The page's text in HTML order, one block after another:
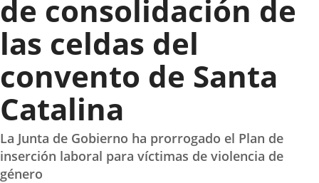
de consolidación de
las celdas del
convento de Santa
Catalina
La Junta de Gobierno ha prorrogado el Plan de
inserción laboral para víctimas de violencia de
género